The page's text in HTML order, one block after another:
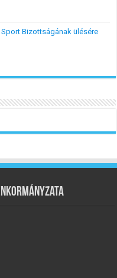
Sport Bizottságának ülésére